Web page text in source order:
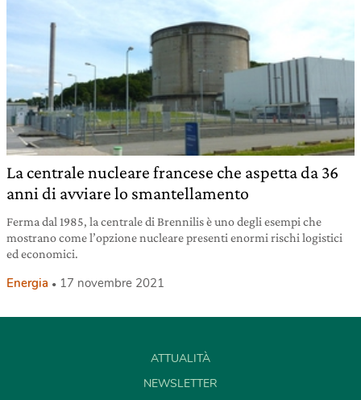
La centrale nucleare francese che aspetta da 36
anni di avviare lo smantellamento
Ferma dal 1985, la centrale di Brennilis è uno degli esempi che
mostrano come l’opzione nucleare presenti enormi rischi logistici
ed economici.
Energia 17 novembre 2021
ATTUALITÀ
NEWSLETTER